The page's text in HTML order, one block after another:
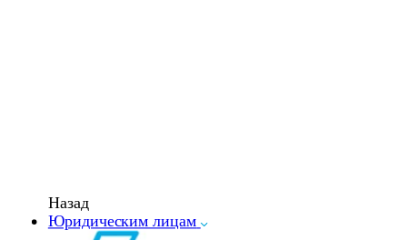
Назад
Юридическим лицам